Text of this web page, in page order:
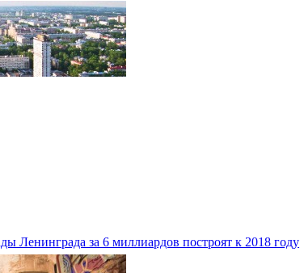
Ленинграда за 6 миллиардов построят к 2018 году